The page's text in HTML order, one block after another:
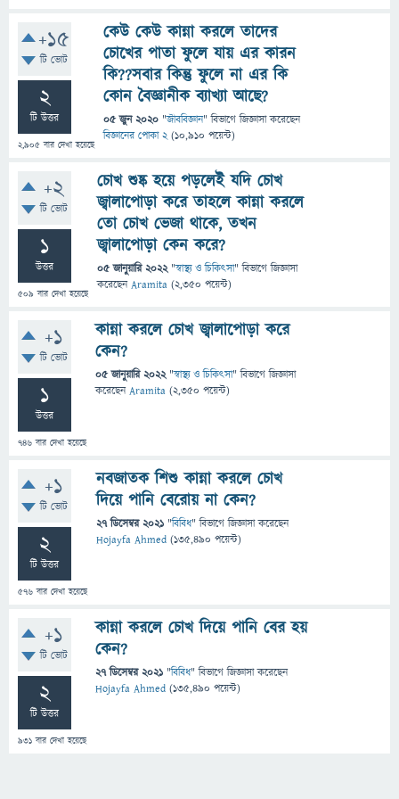
+15
টি ভোট
2
টি উত্তর
2,905 বার দেখা হয়েছে
কেউ কেউ কান্না করলে তাদের
চোখের পাতা ফুলে যায় এর কারন
কি??সবার কিন্তু ফুলে না এর কি
কোন বৈজ্ঞানীক ব্যাখ্যা আছে?
05 জুন 2020 "জীববিজ্ঞান" বিভাগে জিজ্ঞাসাকরেছেন
বিজ্ঞানের পোকা 2 (10,910 পয়েন্ট)
+2
টি ভোট
1
উত্তর
509 বার দেখা হয়েছে
চোখ শুষ্ক হয়ে পড়লেই যদি চোখ
জ্বালাপোড়া করে তাহলে কান্না করলে
তো চোখ ভেজা থাকে, তখন
জ্বালাপোড়া কেন করে?
05 জানুয়ারি 2022 "স্বাস্থ্য ও চিকিৎসা" বিভাগে জিজ্ঞাসা
করেছেনAramita (2,350 পয়েন্ট)
+1
টি ভোট
1
উত্তর
746 বার দেখা হয়েছে
কান্না করলে চোখ জ্বালাপোড়া করে
কেন?
05 জানুয়ারি 2022 "স্বাস্থ্য ও চিকিৎসা" বিভাগে জিজ্ঞাসা
করেছেনAramita (2,350 পয়েন্ট)
+1
টি ভোট
2
টি উত্তর
576 বার দেখা হয়েছে
নবজাতক শিশু কান্না করলে চোখ
দিয়ে পানি বেরোয় না কেন?
27 ডিসেম্বর 2021 "বিবিধ" বিভাগে জিজ্ঞাসাকরেছেন
Hojayfa Ahmed (135,490 পয়েন্ট)
+1
টি ভোট
2
টি উত্তর
931 বার দেখা হয়েছে
কান্না করলে চোখ দিয়ে পানি বের হয়
কেন?
27 ডিসেম্বর 2021 "বিবিধ" বিভাগে জিজ্ঞাসাকরেছেন
Hojayfa Ahmed (135,490 পয়েন্ট)